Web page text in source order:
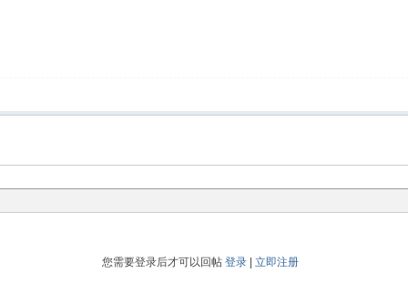
您需要登录后才可以回帖 登录| 立即注册